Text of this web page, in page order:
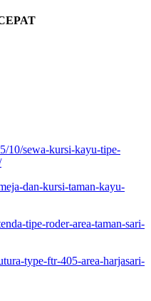
10/sewa-kursi-kayu-tipe-
dan-kursi-taman-kayu-
tipe-roder-area-taman-sari-
type-ftr-405-area-harjasari-